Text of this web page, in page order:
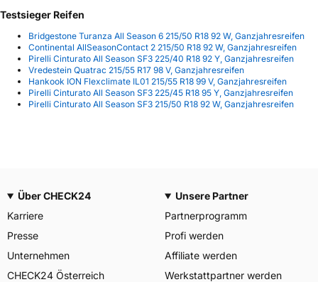
Testsieger Reifen
Bridgestone Turanza All Season 6 215/50 R18 92 W, Ganzjahresreifen
Continental AllSeasonContact 2 215/50 R18 92 W, Ganzjahresreifen
Pirelli Cinturato All Season SF3 225/40 R18 92 Y, Ganzjahresreifen
Vredestein Quatrac 215/55 R17 98 V, Ganzjahresreifen
Hankook ION Flexclimate IL01 215/55 R18 99 V, Ganzjahresreifen
Pirelli Cinturato All Season SF3 225/45 R18 95 Y, Ganzjahresreifen
Pirelli Cinturato All Season SF3 215/50 R18 92 W, Ganzjahresreifen
Über CHECK24
Karriere
Presse
Unternehmen
CHECK24 Österreich
Unsere Partner
Partnerprogramm
Profi werden
Affiliate werden
Werkstattpartner werden